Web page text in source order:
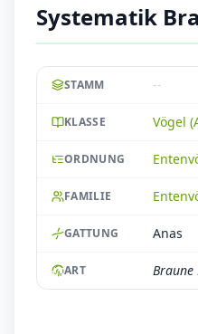
Systematik
STAMM --
KLASSE Vögel
ORDNUNG
FAMILIE
GATTUNG Anas
ART Braune